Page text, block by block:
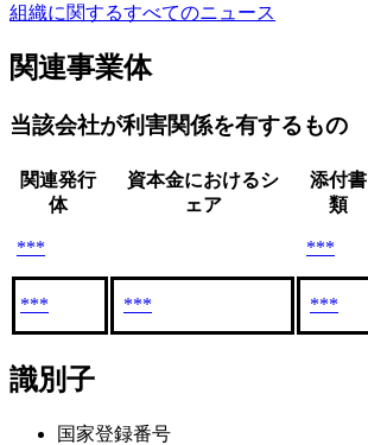
組織に関するすべてのニュース
関連事業体
当該会社が利害関係を有するもの
関連発行
体
資本金におけるシ
ェア
添付書
類
*** ***
*** *** ***
識別子
国家登録番号